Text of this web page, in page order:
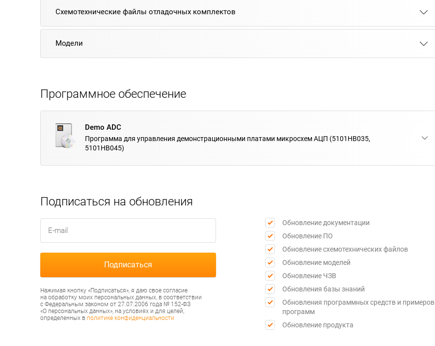
Схемотехнические файлы отладочных комплектов
Модели
Программное обеспечение
Demo ADC
Программа для управления демонстрационными платами микросхем АЦП (5101НВ035,
5101НВ045)
Подписаться на обновления
Обновление документации
Обновление ПО
Обновление схемотехнических файлов
Обновление моделей
Обновление ЧЗВ
Обновления базы знаний
Обновления программных средств и примеров
программ
Обновление продукта
Нажимая кнопку «Подписаться», я даю свое согласие
на обработку моих персональных данных, в соответствии
с Федеральным законом от 27.07.2006 года № 152-ФЗ
«О персональных данных», на условиях и для целей,
определенных в политике конфиденциальности